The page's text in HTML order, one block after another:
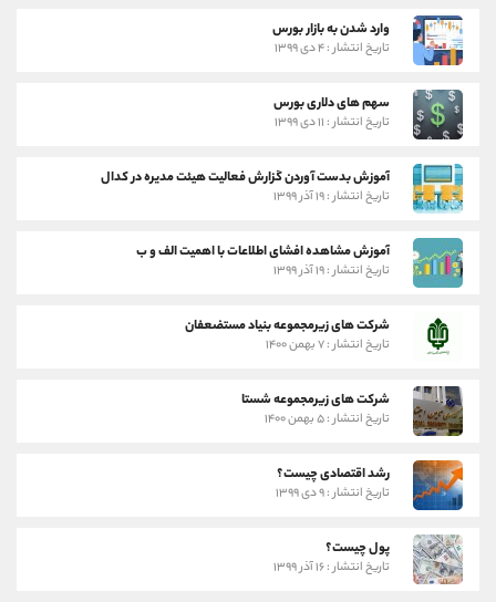
وارد شدن به بازار بورس
تاریخ انتشار : ۴ دی ۱۳۹۹
سهم های دلاری بورس
تاریخ انتشار : ۱۱ دی ۱۳۹۹
آموزش بدست آوردن گزارش فعالیت هیئت مدیره در کدال
تاریخ انتشار : ۱۹ آذر ۱۳۹۹
آموزش مشاهده افشای اطلاعات با اهمیت الف و ب
تاریخ انتشار : ۱۹ آذر ۱۳۹۹
شرکت های زیرمجموعه بنیاد مستضعفان
تاریخ انتشار : ۷ بهمن ۱۴۰۰
شرکت های زیرمجموعه شستا
تاریخ انتشار : ۵ بهمن ۱۴۰۰
رشد اقتصادی چیست؟
تاریخ انتشار : ۹ دی ۱۳۹۹
پول چیست؟
تاریخ انتشار : ۱۶ آذر ۱۳۹۹